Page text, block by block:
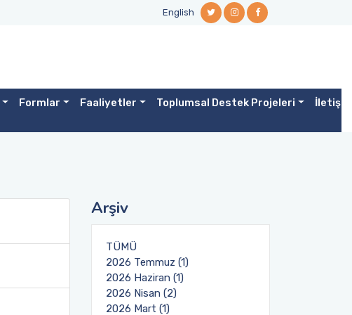
English
Formlar Faaliyetler Toplumsal Destek Projeleri
Arşiv
TÜMÜ
2026 Temmuz (1)
2026 Haziran (1)
2026 Nisan (2)
2026 Mart (1)